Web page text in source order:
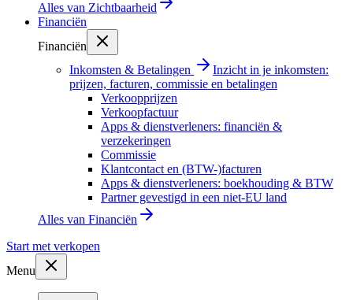
Alles van Zichtbaarheid
Financiën
Financiën
Inkomsten & Betalingen
Inzicht in je inkomsten:
prijzen, facturen, commissie en betalingen
Verkoopprijzen
Verkoopfactuur
Apps & dienstverleners: financiën &
verzekeringen
Commissie
Klantcontact en (BTW-)facturen
Apps & dienstverleners: boekhouding & BTW
Partner gevestigd in een niet-EU land
Alles van Financiën
Start met verkopen
Menu